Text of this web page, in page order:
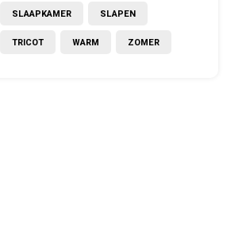
SLAAPKAMER SLAPEN
TRICOT WARM ZOMER